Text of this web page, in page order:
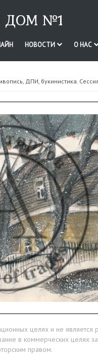
ДОМ №1
НОВОСТИ О НАС
ДПИ, букинистика.
целях и не является
в коммерческих целях
правом.